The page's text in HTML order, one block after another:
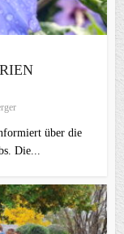
über die
Die...